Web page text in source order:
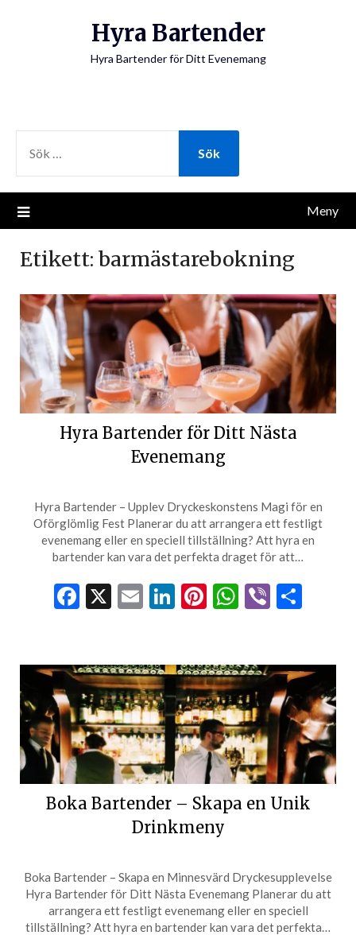
Hyra Bartender
Hyra Bartender för Ditt Evenemang
EFTER:
Meny
Etikett: barmästarebokning
Hyra Bartender för Ditt Nästa
Evenemang
Hyra Bartender – Upplev Dryckeskonstens Magi för en
Oförglömlig Fest Planerar du att arrangera ett festligt
evenemang eller en speciell tillställning? Att hyra en
bartender kan vara det perfekta draget för att…
Facebook
X EmailLinkedIn
Pinterest
WhatsApp
Viber
Boka Bartender – Skapa en Unik
Drinkmeny
Boka Bartender – Skapa en Minnesvärd Dryckesupplevelse
Hyra Bartender för Ditt Nästa Evenemang Planerar du att
arrangera ett festligt evenemang eller en speciell
tillställning? Att hyra en bartender kan vara det perfekta…